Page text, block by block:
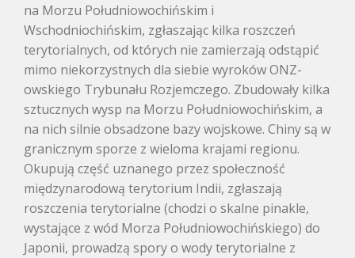
na Morzu Południowochińskim i
Wschodniochińskim, zgłaszając kilka roszczeń
terytorialnych, od których nie zamierzają odstąpić
mimo niekorzystnych dla siebie wyroków ONZ-
owskiego Trybunału Rozjemczego. Zbudowały kilka
sztucznych wysp na Morzu Południowochińskim, a
na nich silnie obsadzone bazy wojskowe. Chiny są w
granicznym sporze z wieloma krajami regionu.
Okupują część uznanego przez społeczność
międzynarodową terytorium Indii, zgłaszają
roszczenia terytorialne (chodzi o skalne pinakle,
wystające z wód Morza Południowochińskiego) do
Japonii, prowadzą spory o wody terytorialne z